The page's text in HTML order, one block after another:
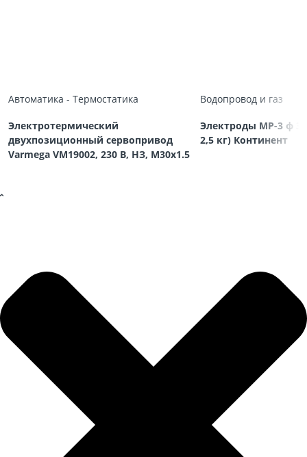
Автоматика - Термостатика
Электротермический
двухпозиционный сервопривод
Varmega VM19002, 230 В, НЗ, M30х1.5
Водопровод и газ
Электроды МР-3 ф
2,5 кг) Континент